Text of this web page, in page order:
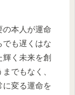
の本人が運命
でも遅くはな
く未来を創
でもなく、
に変る運命を